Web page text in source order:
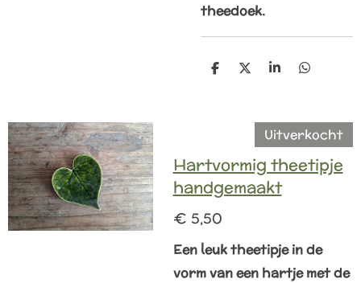
theedoek.
D
D
S
e
D
n
Uitverkocht
Hartvormig theetipje
handgemaakt
€ 5,50
Een leuk theetipje in de
vorm van een hartje met de